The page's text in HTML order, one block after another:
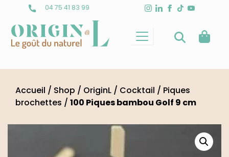
content
04 75 41 83 99
Accueil / Shop / OriginL / Cocktail / Piques
brochettes / 100 Piques bambou Golf 9 cm